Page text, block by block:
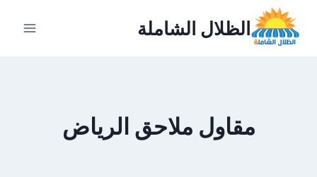
التجاوز
المحتوى
الظلال الشاملة
مقاول ملاحق الرياض